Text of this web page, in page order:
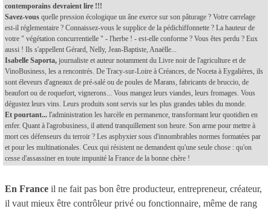
contemporains devraient lire !!!
Savez-vous quelle pression écologique un âne exerce sur son pâturage ? Votre carrelage
est-il réglementaire ? Connaissez-vous le supplice de la pédichiffonnette ? La hauteur de
votre " végétation concurrentielle " - l'herbe ! - est-elle conforme ? Vous êtes perdu ? Eux
aussi ! Ils s'appellent Gérard, Nelly, Jean-Baptiste, Anaëlle...
Isabelle Saporta, journaliste et auteur notamment du Livre noir de l'agriculture et de
VinoBusiness, les a rencontrés. De Tracy-sur-Loire à Créances, de Noceta à Eygalières, ils
sont éleveurs d'agneaux de pré-salé ou de poules de Marans, fabricants de bruccio, de
beaufort ou de roquefort, vignerons... Vous mangez leurs viandes, leurs fromages. Vous
dégustez leurs vins. Leurs produits sont servis sur les plus grandes tables du monde.
Et pourtant... l'administration les harcèle en permanence, transformant leur quotidien en
enfer. Quant à l'agrobusiness, il attend tranquillement son heure. Son arme pour mettre à
mort ces défenseurs du terroir ? Les asphyxier sous d'innombrables normes formatées par
et pour les multinationales. Ceux qui résistent ne demandent qu'une seule chose : qu'on
cesse d'assassiner en toute impunité la France de la bonne chère !
En France il ne fait pas bon être producteur, entrepreneur, créateur,
il vaut mieux être contrôleur privé ou fonctionnaire, même de rang